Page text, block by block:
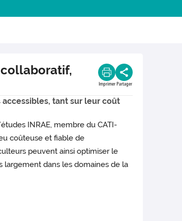
collaboratif,
Imprimer Partager
tant sur leur coût
INRAE, membre du CATI-
coûteuse et fiable de
peuvent ainsi optimiser le
dans les domaines de la